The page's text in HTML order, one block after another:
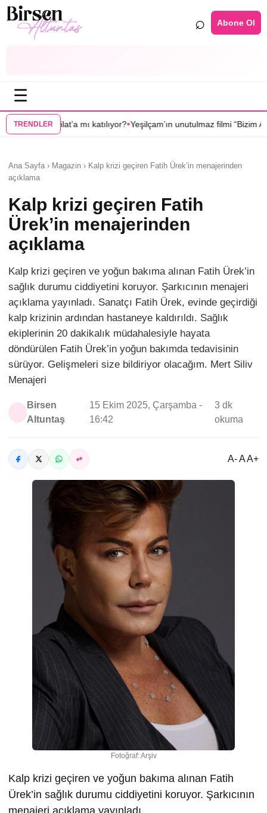
⌕ Abone Ol
☰
TRENDLER
mı katılıyor?•Yeşilçam’ın unutulmaz filmi “Bizim Aile” dizi oluyor•
Ana Sayfa › Magazin › Kalp krizi geçiren Fatih Ürek’in menajerinden
açıklama
Kalp krizi geçiren Fatih
Ürek’in menajerinden
açıklama
Kalp krizi geçiren ve yoğun bakıma alınan Fatih Ürek’in
sağlık durumu ciddiyetini koruyor. Şarkıcının menajeri
açıklama yayınladı. Sanatçı Fatih Ürek, evinde geçirdiği
kalp krizinin ardından hastaneye kaldırıldı. Sağlık
ekiplerinin 20 dakikalık müdahalesiyle hayata
döndürülen Fatih Ürek’in yoğun bakımda tedavisinin
sürüyor. Gelişmeleri size bildiriyor olacağım. Mert Siliv
Menajeri
Birsen
Altuntaş
15 Ekim 2025, Çarşamba -
16:42
3 dk
okuma
A- A A+
Fotoğraf: Arşiv
Kalp krizi geçiren ve yoğun bakıma alınan Fatih
Ürek’in sağlık durumu ciddiyetini koruyor. Şarkıcının